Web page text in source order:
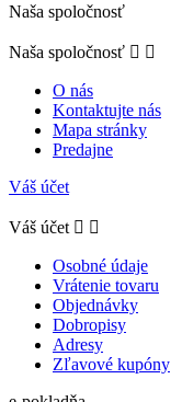
Naša spoločnosť
Naša spoločnosť  
O nás
Kontaktujte nás
Mapa stránky
Predajne
Váš účet
Váš účet  
Osobné údaje
Vrátenie tovaru
Objednávky
Dobropisy
Adresy
Zľavové kupóny